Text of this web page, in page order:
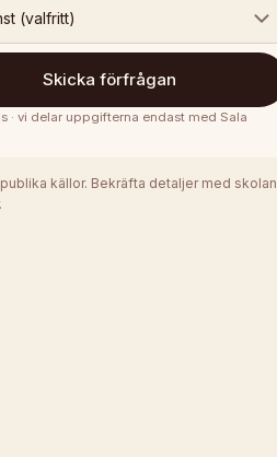
(valfritt)
Skicka förfrågan
· vi delar uppgifterna endast med Sala
källor. Bekräfta detaljer med skolan